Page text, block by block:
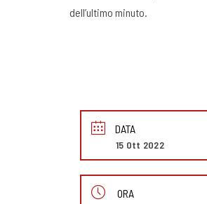
dell’ultimo minuto.
DATA
15 Ott 2022
ORA